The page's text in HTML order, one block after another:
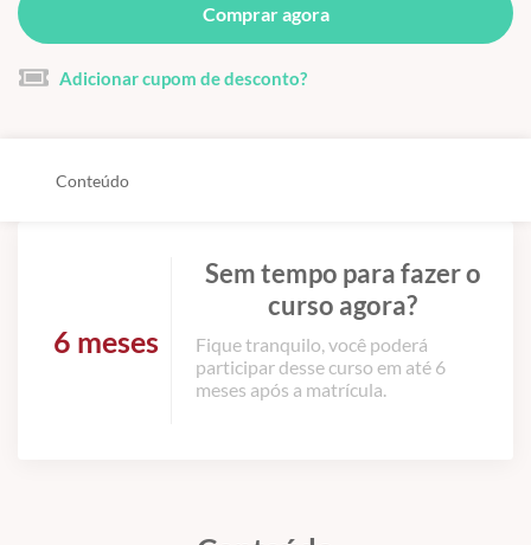
Comprar agora
Adicionar cupom de desconto?
Conteúdo
6 meses
Sem tempo para fazer o
curso agora?
Fique tranquilo, você poderá
participar desse curso em até 6
meses após a matrícula.